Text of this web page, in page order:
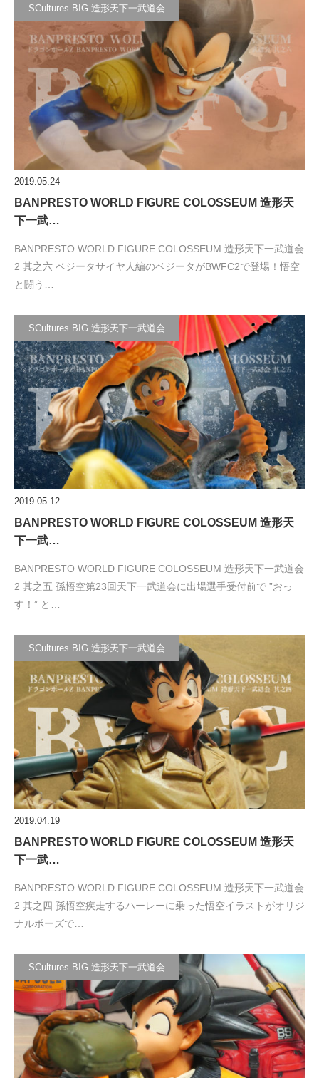
SCultures BIG 造形天下一武道会
2019.05.24
BANPRESTO WORLD FIGURE COLOSSEUM 造形天
下一武…
BANPRESTO WORLD FIGURE COLOSSEUM 造形天下一武道会
2 其之六 ベジータサイヤ人編のベジータがBWFC2で登場！悟空
と闘う…
SCultures BIG 造形天下一武道会
2019.05.12
BANPRESTO WORLD FIGURE COLOSSEUM 造形天
下一武…
BANPRESTO WORLD FIGURE COLOSSEUM 造形天下一武道会
2 其之五 孫悟空第23回天下一武道会に出場選手受付前で ”おっ
す！” と…
SCultures BIG 造形天下一武道会
2019.04.19
BANPRESTO WORLD FIGURE COLOSSEUM 造形天
下一武…
BANPRESTO WORLD FIGURE COLOSSEUM 造形天下一武道会
2 其之四 孫悟空疾走するハーレーに乗った悟空イラストがオリジ
ナルポーズで…
SCultures BIG 造形天下一武道会